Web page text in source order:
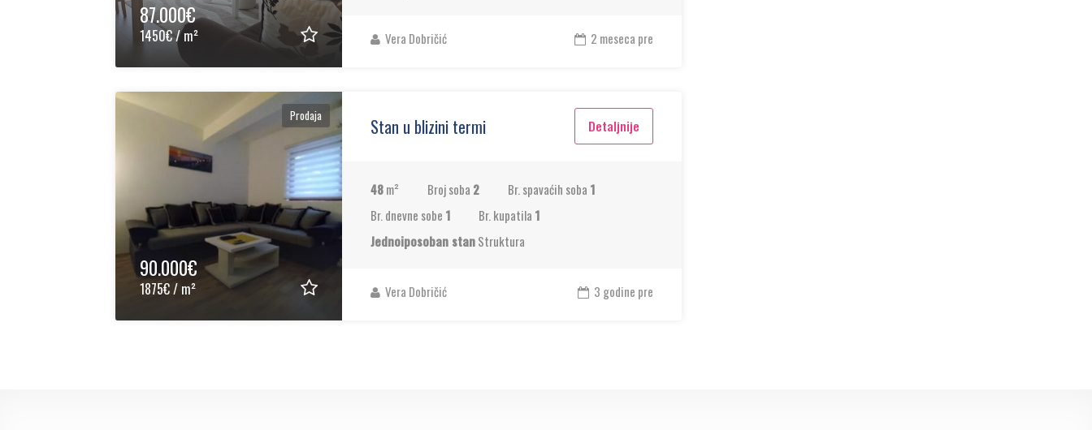
87.000€
1450€ / m² Vera Dobričić 2 meseca pre
Prodaja
90.000€
1875€ / m²
Stan u blizini termi Detaljnije
48m² Broj soba 2 Br. spavaćih soba 1
Br. dnevne sobe 1 Br. kupatila 1
Jednoiposoban stanStruktura
Vera Dobričić 3 godine pre